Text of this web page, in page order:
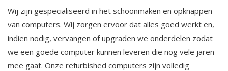
Wij zijn gespecialiseerd in het schoonmaken en opknappen
van computers. Wij zorgen ervoor dat alles goed werkt en,
indien nodig, vervangen of upgraden we onderdelen zodat
we een goede computer kunnen leveren die nog vele jaren
mee gaat. Onze refurbished computers zijn volledig